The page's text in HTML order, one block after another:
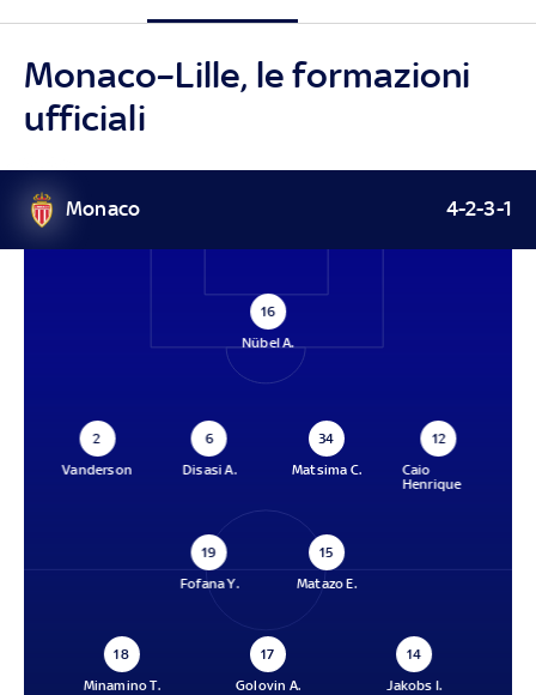
Monaco–Lille, le formazioni
ufficiali
Monaco 4-2-3-1
16
Nübel A.
2
Vanderson
6
Disasi A.
34
Matsima C.
12
Caio
Henrique
19
Fofana Y.
15
Matazo E.
18
Minamino T.
17
Golovin A.
14
Jakobs I.